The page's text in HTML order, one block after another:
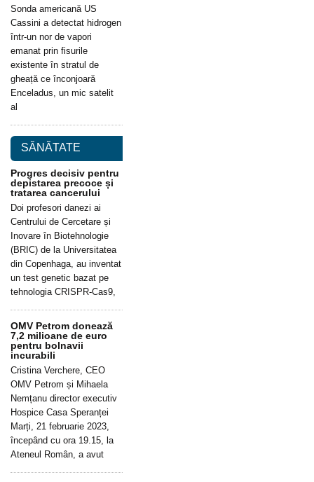
Sonda americană US
Cassini a detectat hidrogen
într-un nor de vapori
emanat prin fisurile
existente în stratul de
gheață ce înconjoară
Enceladus, un mic satelit
al
SĂNĂTATE
Progres decisiv pentru
depistarea precoce și
tratarea cancerului
Doi profesori danezi ai
Centrului de Cercetare și
Inovare în Biotehnologie
(BRIC) de la Universitatea
din Copenhaga, au inventat
un test genetic bazat pe
tehnologia CRISPR-Cas9,
OMV Petrom donează
7,2 milioane de euro
pentru bolnavii
incurabili
Cristina Verchere, CEO
OMV Petrom și Mihaela
Nemțanu director executiv
Hospice Casa Speranței
Marți, 21 februarie 2023,
începând cu ora 19.15, la
Ateneul Român, a avut